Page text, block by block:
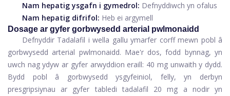
Nam hepatig ysgafn i gymedrol: Defnyddiwch yn ofalus
Nam hepatig difrifol: Heb ei argymell
Dosage ar gyfer gorbwysedd arterial pwlmonaidd
Defnyddir Tadalafil i wella gallu ymarfer corff mewn pobl â
gorbwysedd arterial pwlmonaidd. Mae'r dos, fodd bynnag, yn
uwch nag ydyw ar gyfer arwyddion eraill: 40 mg unwaith y dydd.
Bydd pobl â gorbwysedd ysgyfeiniol, felly, yn derbyn
presgripsiynau ar gyfer tabledi tadalafil 20 mg a nodir yn